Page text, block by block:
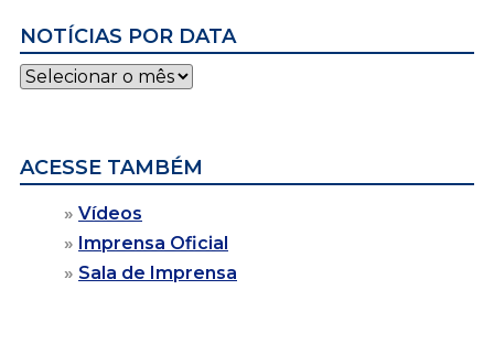
NOTÍCIAS POR DATA
Notícias
por
ACESSE TAMBÉM
Vídeos
Imprensa Oficial
Sala de Imprensa